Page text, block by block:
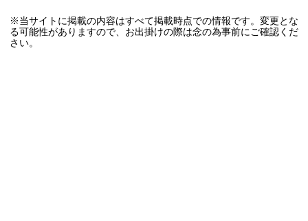
※当サイトに掲載の内容はすべて掲載時点での情報です。変更とな
る可能性がありますので、お出掛けの際は念の為事前にご確認くだ
さい。